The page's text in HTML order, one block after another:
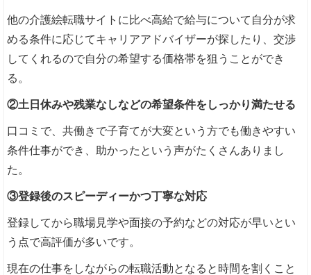
他の介護絵転職サイトに比べ高給で給与について自分が求
める条件に応じてキャリアアドバイザーが探したり、交渉
してくれるので自分の希望する価格帯を狙うことができ
る。
②土日休みや残業なしなどの希望条件をしっかり満たせる
口コミで、共働きで子育てが大変という方でも働きやすい
条件仕事ができ、助かったという声がたくさんありまし
た。
③登録後のスピーディーかつ丁寧な対応
登録してから職場見学や面接の予約などの対応が早いとい
う点で高評価が多いです。
現在の仕事をしながらの転職活動となると時間を割くこと